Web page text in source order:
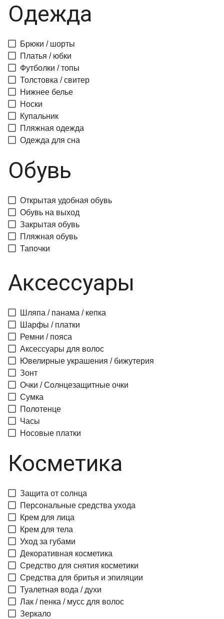
Одежда
Брюки / шорты
Платья / юбки
Футболки / топы
Толстовка / свитер
Нижнее белье
Носки
Купальник
Пляжная одежда
Одежда для сна
Обувь
Открытая удобная обувь
Обувь на выход
Закрытая обувь
Пляжная обувь
Тапочки
Аксессуары
Шляпа / панама / кепка
Шарфы / платки
Ремни / пояса
Аксессуары для волос
Ювелирные украшения / бижутерия
Зонт
Очки / Солнцезащитные очки
Сумка
Полотенце
Часы
Носовые платки
Косметика
Защита от солнца
Персональные средства ухода
Крем для лица
Крем для тела
Уход за губами
Декоративная косметика
Средство для снятия косметики
Средства для бритья и эпиляции
Туалетная вода / духи
Лак / пенка / мусс для волос
Зеркало